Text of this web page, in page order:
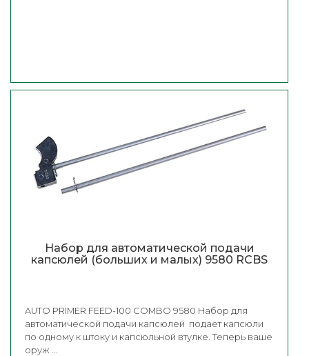
Набор для автоматической подачи
капсюлей (больших и малых) 9580 RCBS
AUTO PRIMER FEED-100 COMBO 9580 Набор для
автоматической подачи капсюлей подает капсюли
по одному к штоку и капсюльной втулке. Теперь ваше
оруж ...